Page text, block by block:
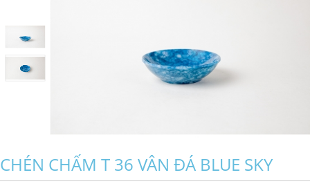
CHÉN CHẤM T 36 VÂN ĐÁ BLUE SKY